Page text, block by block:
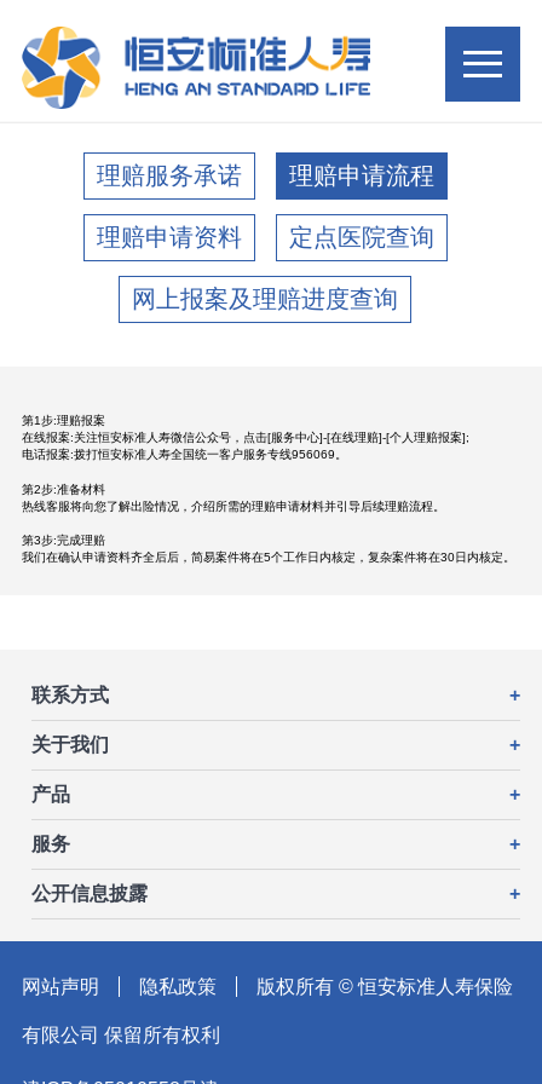
理赔服务承诺 理赔申请流程
理赔申请资料 定点医院查询
网上报案及理赔进度查询
第1步:理赔报案
在线报案:关注恒安标准人寿微信公众号，点击[服务中心]-[在线理赔]-[个人理赔报案];
电话报案:拨打恒安标准人寿全国统一客户服务专线956069。
第2步:准备材料
热线客服将向您了解出险情况，介绍所需的理赔申请材料并引导后续理赔流程。
第3步:完成理赔
我们在确认申请资料齐全后后，简易案件将在5个工作日内核定，复杂案件将在30日内核定。
联系方式 +
关于我们 +
产品 +
服务 +
公开信息披露 +
网站声明 隐私政策 版权所有 © 恒安标准人寿保险
有限公司 保留所有权利